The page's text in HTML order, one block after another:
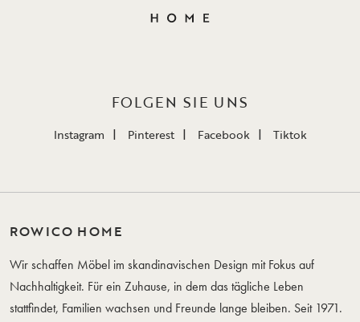
FOLGEN SIE UNS
Instagram Pinterest Facebook Tiktok
ROWICO HOME
Wir schaffen Möbel im skandinavischen Design mit Fokus auf
Nachhaltigkeit. Für ein Zuhause, in dem das tägliche Leben
stattfindet, Familien wachsen und Freunde lange bleiben. Seit 1971.